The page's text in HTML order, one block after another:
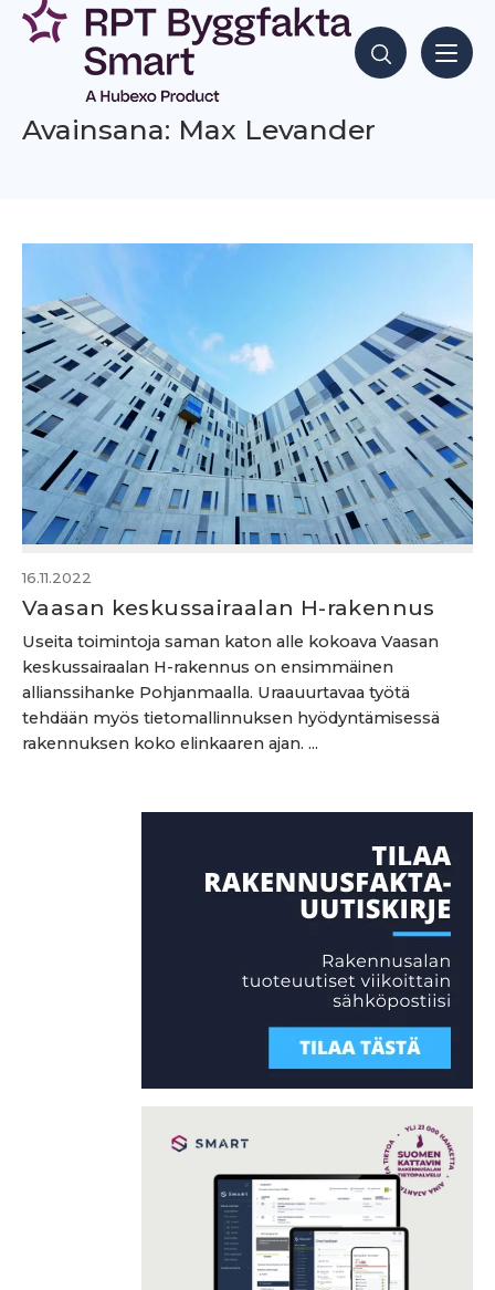
Siirry
sisältöön
Hae sisältöjä
Avainsana: Max Levander
16.11.2022
Vaasan keskussairaalan H-rakennus
Useita toimintoja saman katon alle kokoava Vaasan
keskussairaalan H-rakennus on ensimmäinen
allianssihanke Pohjanmaalla. Uraauurtavaa työtä
tehdään myös tietomallinnuksen hyödyntämisessä
rakennuksen koko elinkaaren ajan. ...